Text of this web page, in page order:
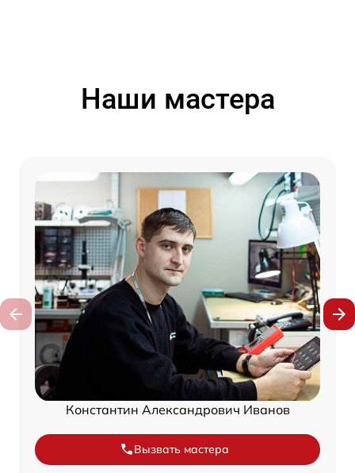
Наши мастера
Константин Александрович Иванов
Вызвать мастера